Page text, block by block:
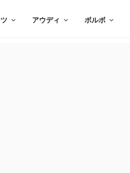
アウディ ボルボ